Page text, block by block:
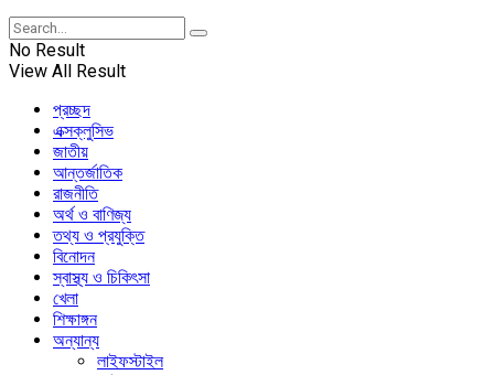
No Result
View All Result
প্রচ্ছদ
এক্সক্লুসিভ
জাতীয়
আন্তর্জাতিক
রাজনীতি
অর্থ ও বাণিজ্য
তথ্য ও প্রযুক্তি
বিনোদন
স্বাস্থ্য ও চিকিৎসা
খেলা
শিক্ষাঙ্গন
অন্যান্য
লাইফস্টাইল